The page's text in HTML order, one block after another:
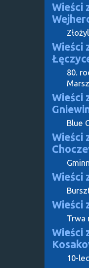
Wieści
Wieści
80.
Wieści
Blue
Wieści
Wieści
Wieści
Trwa
Wieści
10-